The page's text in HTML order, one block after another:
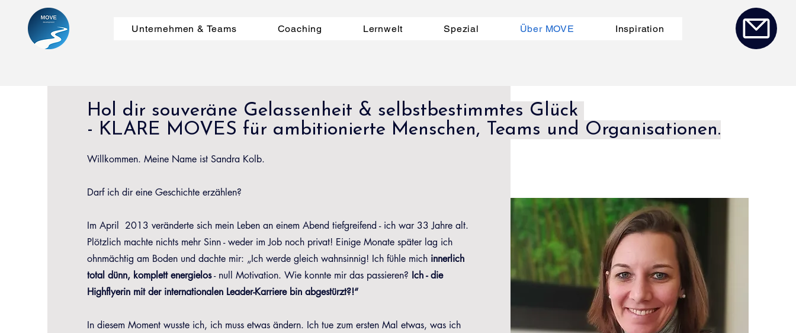
Unternehmen & Teams Coaching Lernwelt Spezial Über MOVE Inspiration
Hol dir souveräne Gelassenheit & selbstbestimmtes Glück
- KLARE MOVES für ambitionierte Menschen, Teams und Organisationen.
Willkommen. Meine Name ist Sandra Kolb.
Darf ich dir eine Geschichte erzählen?
Im April 2013 veränderte sich mein Leben an einem Abend tiefgreifend - ich war 33 Jahre alt.
Plötzlich machte nichts mehr Sinn - weder im Job noch privat! Einige Monate später lag ich
ohnmächtig am Boden und dachte mir: „Ich werde gleich wahnsinnig! Ich fühle mich innerlich
total dünn, komplett energielos- null Motivation. Wie konnte mir das passieren? Ich - die
Highflyerin mit der internationalen Leader-Karriere bin abgestürzt?!“
In diesem Moment wusste ich, ich muss etwas ändern. Ich tue zum ersten Mal etwas, was ich